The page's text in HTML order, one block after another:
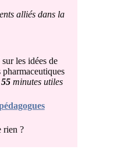
alliés dans la
les idées de
55minutes utiles
rien ?